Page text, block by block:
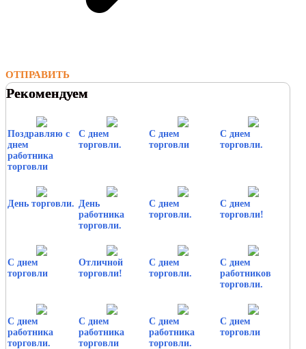
ОТПРАВИТЬ
Рекомендуем
Поздравляю с
днем
работника
торговли
С днем
торговли.
С днем
торговли
С днем
торговли.
День торговли. День
работника
торговли.
С днем
торговли.
С днем
торговли!
С днем
торговли
Отличной
торговли!
С днем
торговли.
С днем
работников
торговли.
С днем
работника
торговли.
С днем
работника
торговли
С днем
работника
торговли.
С днем
торговли